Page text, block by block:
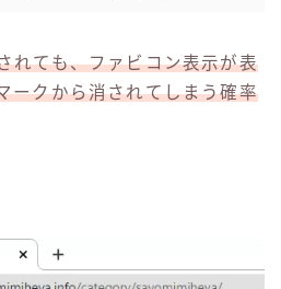
れても、ファビコン表示が表
ークから消されてしまう確率